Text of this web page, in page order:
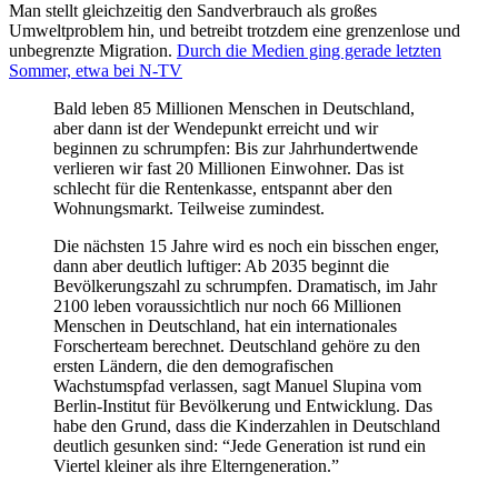
Man stellt gleichzeitig den Sandverbrauch als großes
Umweltproblem hin, und betreibt trotzdem eine grenzenlose und
unbegrenzte Migration. Durch die Medien ging gerade letzten
Sommer, etwa bei N-TV
Bald leben 85 Millionen Menschen in Deutschland,
aber dann ist der Wendepunkt erreicht und wir
beginnen zu schrumpfen: Bis zur Jahrhundertwende
verlieren wir fast 20 Millionen Einwohner. Das ist
schlecht für die Rentenkasse, entspannt aber den
Wohnungsmarkt. Teilweise zumindest.
Die nächsten 15 Jahre wird es noch ein bisschen enger,
dann aber deutlich luftiger: Ab 2035 beginnt die
Bevölkerungszahl zu schrumpfen. Dramatisch, im Jahr
2100 leben voraussichtlich nur noch 66 Millionen
Menschen in Deutschland, hat ein internationales
Forscherteam berechnet. Deutschland gehöre zu den
ersten Ländern, die den demografischen
Wachstumspfad verlassen, sagt Manuel Slupina vom
Berlin-Institut für Bevölkerung und Entwicklung. Das
habe den Grund, dass die Kinderzahlen in Deutschland
deutlich gesunken sind: “Jede Generation ist rund ein
Viertel kleiner als ihre Elterngeneration.”